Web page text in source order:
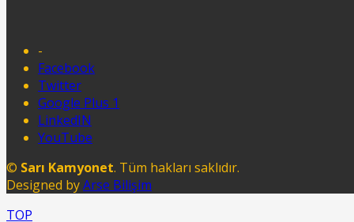
-
Facebook
Twitter
Google Plus 1
LinkedIN
YouTube
© Sarı Kamyonet. Tüm hakları saklıdır.
Designed byArse Bilişim
TOP